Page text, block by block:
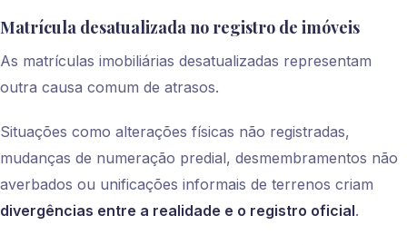
Matrícula desatualizada no registro de imóveis
As matrículas imobiliárias desatualizadas representam
outra causa comum de atrasos.
Situações como alterações físicas não registradas,
mudanças de numeração predial, desmembramentos não
averbados ou unificações informais de terrenos criam
divergências entre a realidade e o registro oficial.